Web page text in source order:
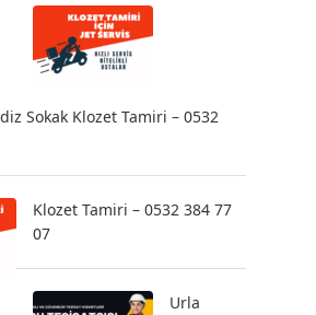
Sokak Klozet Tamiri – 0532
Klozet Tamiri – 0532 384 77
07
Urla